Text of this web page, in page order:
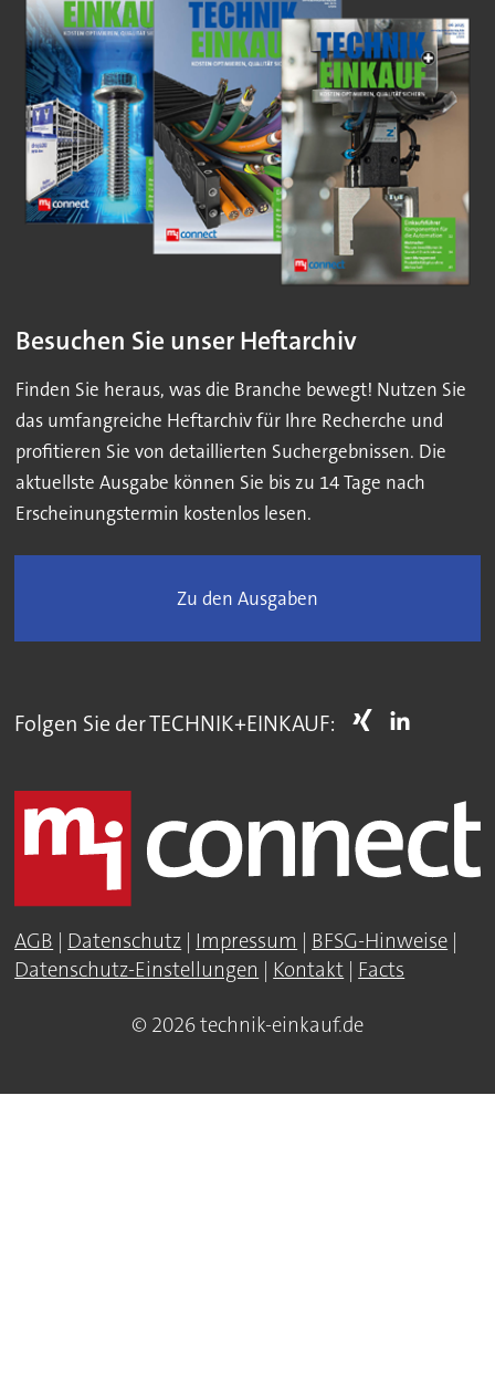
Besuchen Sie unser Heftarchiv
Finden Sie heraus, was die Branche bewegt! Nutzen Sie
das umfangreiche Heftarchiv für Ihre Recherche und
profitieren Sie von detaillierten Suchergebnissen. Die
aktuellste Ausgabe können Sie bis zu 14 Tage nach
Erscheinungstermin kostenlos lesen.
Zu den Ausgaben
Folgen Sie der TECHNIK+EINKAUF:
AGB | Datenschutz | Impressum | BFSG-Hinweise |
Datenschutz-Einstellungen | Kontakt | Facts
© 2026 technik-einkauf.de